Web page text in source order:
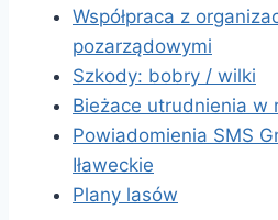
Współpraca z
pozarządowymi
Szkody: bobry / wilki
Bieżace utrudnienia w
Powiadomienia SMS
Iławeckie
Plany lasów